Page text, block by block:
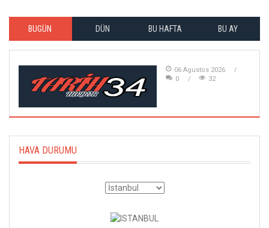
BUGÜN DÜN BU HAFTA BU AY
06 Agustos 2026
0
32
HAVA DURUMU